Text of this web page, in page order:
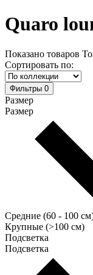
Quaro
Показано товаров
Сортировать по:
Фильтры 0
Размер
Размер
Средние (60 - 100
Крупные (>100 см)
Подсветка
Подсветка